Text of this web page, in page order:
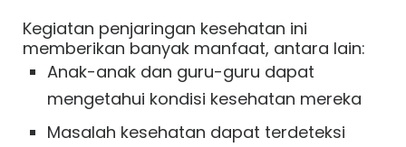
Kegiatan penjaringan kesehatan ini
memberikan banyak manfaat, antara lain:
Anak-anak dan guru-guru dapat
mengetahui kondisi kesehatan mereka
Masalah kesehatan dapat terdeteksi